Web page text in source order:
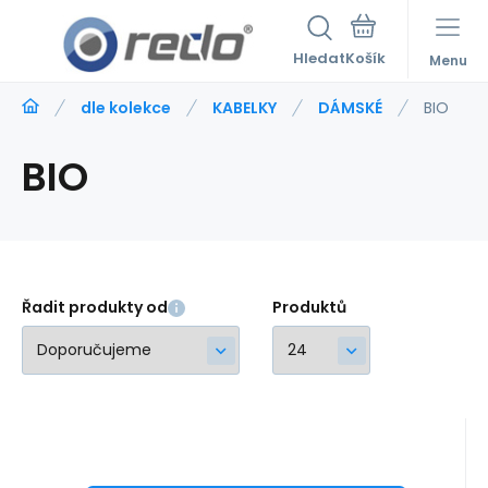
Hledat Menu
dle kolekce KABELKY DÁMSKÉ BIO
BIO
Řadit produkty od Produktů